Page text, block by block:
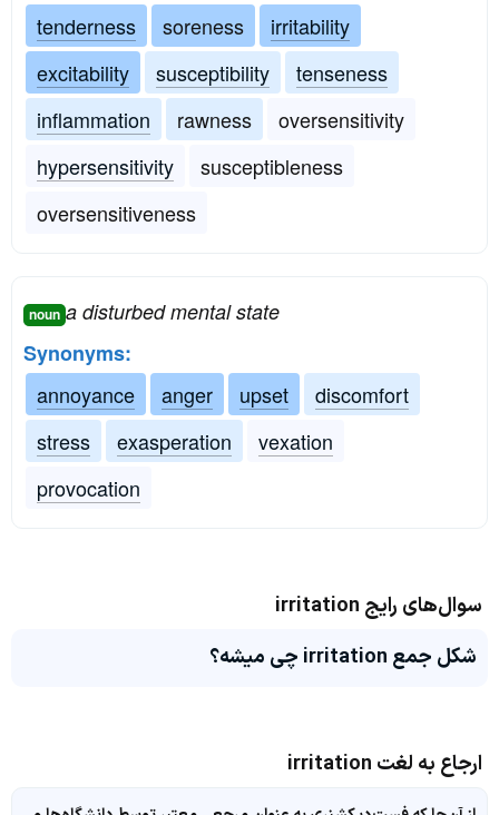
tenderness
soreness
irritability
excitability
susceptibility
tenseness
inflammation
rawness
oversensitivity
hypersensitivity
susceptibleness
oversensitiveness
noun a disturbed mental state
Synonyms:
annoyance
anger upset
discomfort
stress
exasperation
vexation
provocation
سوال‌های رایج irritation
شکل جمع irritation چی میشه؟
ارجاع به لغت irritation